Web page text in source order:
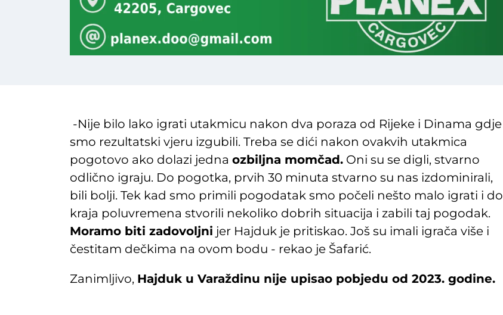
-Nije bilo lako igrati utakmicu nakon dva poraza od Rijeke i Dinama gdje
smo rezultatski vjeru izgubili. Treba se dići nakon ovakvih utakmica
pogotovo ako dolazi jedna ozbiljna momčad. Oni su se digli, stvarno
odlično igraju. Do pogotka, prvih 30 minuta stvarno su nas izdominirali,
bili bolji. Tek kad smo primili pogodatak smo počeli nešto malo igrati i do
kraja poluvremena stvorili nekoliko dobrih situacija i zabili taj pogodak.
Moramo biti zadovoljni jer Hajduk je pritiskao. Još su imali igrača više i
čestitam dečkima na ovom bodu - rekao je Šafarić.
Zanimljivo, Hajduk u Varaždinu nije upisao pobjedu od 2023. godine.